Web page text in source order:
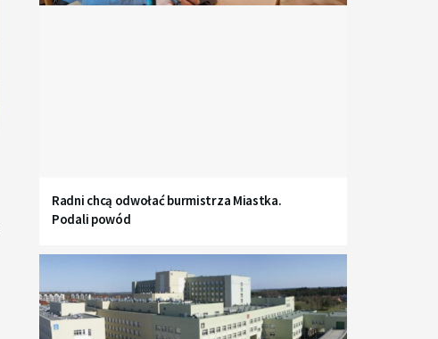
Radni chcą odwołać burmistrza Miastka.
Podali powód